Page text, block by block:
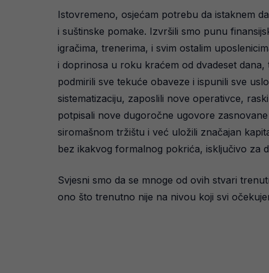
Istovremeno, osjećam potrebu da istaknem
i suštinske pomake. Izvršili smo punu
igračima, trenerima, i svim ostalim
i doprinosa u roku kraćem od dvadeset
podmirili sve tekuće obaveze i ispunili sve
sistematizaciju, zaposlili nove operativce,
potpisali nove dugoročne ugovore
siromašnom tržištu i već uložili značajan
bez ikakvog formalnog pokrića, isključivo za
Svjesni smo da se mnoge od ovih stvari
ono što trenutno nije na nivou koji svi